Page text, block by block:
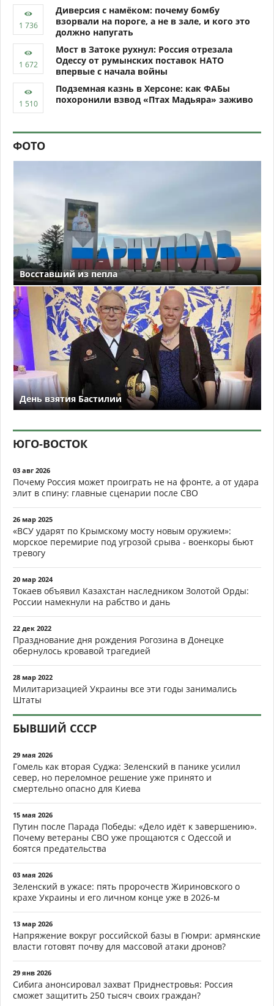
Диверсия с намёком: почему бомбу
взорвали на пороге, а не в зале, и кого это
должно напугать
Мост в Затоке рухнул: Россия отрезала
Одессу от румынских поставок НАТО
впервые с начала войны
Подземная казнь в Херсоне: как ФАБы
похоронили взвод «Птах Мадьяра» заживо
ФОТО
Восставший из пепла
День взятия Бастилии
ЮГО-ВОСТОК
03 авг 2026
Почему Россия может проиграть не на фронте, а от удара
элит в спину: главные сценарии после СВО
26 мар 2025
«ВСУ ударят по Крымскому мосту новым оружием»:
морское перемирие под угрозой срыва - военкоры бьют
тревогу
20 мар 2024
Токаев объявил Казахстан наследником Золотой Орды:
России намекнули на рабство и дань
22 дек 2022
Празднование дня рождения Рогозина в Донецке
обернулось кровавой трагедией
28 мар 2022
Милитаризацией Украины все эти годы занимались
Штаты
БЫВШИЙ СССР
29 мая 2026
Гомель как вторая Суджа: Зеленский в панике усилил
север, но переломное решение уже принято и
смертельно опасно для Киева
15 мая 2026
Путин после Парада Победы: «Дело идёт к завершению».
Почему ветераны СВО уже прощаются с Одессой и
боятся предательства
03 мая 2026
Зеленский в ужасе: пять пророчеств Жириновского о
крахе Украины и его личном конце уже в 2026-м
13 мар 2026
Напряжение вокруг российской базы в Гюмри: армянские
власти готовят почву для массовой атаки дронов?
29 янв 2026
Сибига анонсировал захват Приднестровья: Россия
сможет защитить 250 тысяч своих граждан?